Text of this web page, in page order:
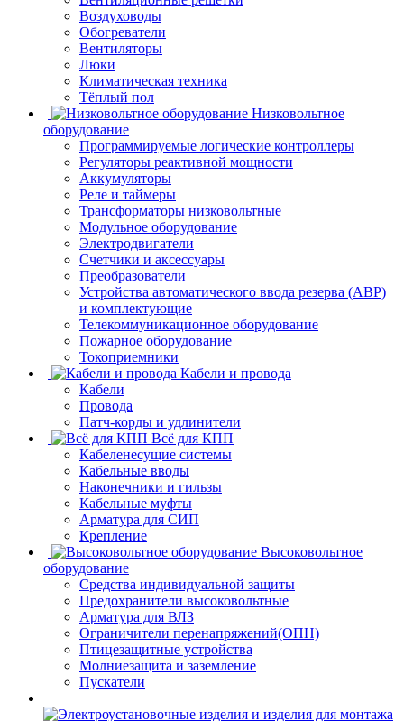
Воздуховоды
Обогреватели
Вентиляторы
Люки
Климатическая техника
Тёплый пол
Низковольтное
оборудование
Программируемые логические контроллеры
Регуляторы реактивной мощности
Аккумуляторы
Реле и таймеры
Трансформаторы низковольтные
Модульное оборудование
Электродвигатели
Счетчики и аксессуары
Преобразователи
Устройства автоматического ввода резерва (АВР)
и комплектующие
Телекоммуникационное оборудование
Пожарное оборудование
Токоприемники
Кабели и провода
Кабели
Провода
Патч-корды и удлинители
Всё для КПП
Кабеленесущие системы
Кабельные вводы
Наконечники и гильзы
Кабельные муфты
Арматура для СИП
Крепление
Высоковольтное
оборудование
Средства индивидуальной защиты
Предохранители высоковольтные
Арматура для ВЛЗ
Ограничители перенапряжений(ОПН)
Птицезащитные устройства
Молниезащита и заземление
Пускатели